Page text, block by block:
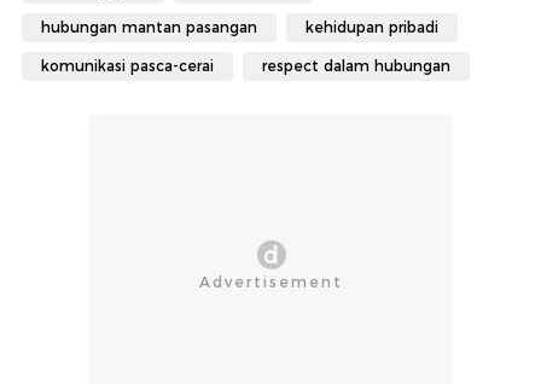
hubungan mantan pasangan kehidupan pribadi
komunikasi pasca-cerai respect dalam hubungan